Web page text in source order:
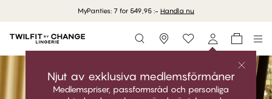
MyPanties: 7 for 549,95 :- Handla nu
Storefinder
Njut av exklusiva medlemsförmåner
Medlemspriser, passformsråd och personliga